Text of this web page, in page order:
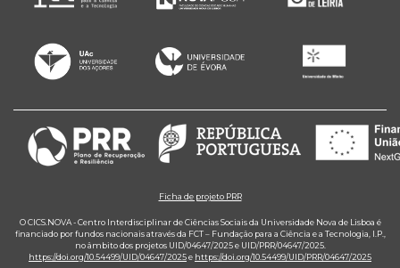
Ficha de projeto PRR
O CICS.NOVA - Centro Interdisciplinar de Ciências Sociais da Universidade Nova de Lisboa é
financiado por fundos nacionais através da FCT – Fundação para a Ciência e a Tecnologia, I.P.,
no âmbito dos projetos UID/04647/2025 e UID/PRR/04647/2025.
https://doi.org/10.54499/UID/04647/2025e https://doi.org/10.54499/UID/PRR/04647/2025